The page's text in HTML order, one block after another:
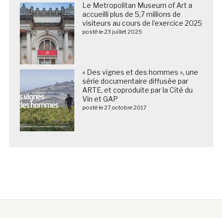
Le Metropolitan Museum of Art a
accueilli plus de 5,7 millions de
visiteurs au cours de l’exercice 2025
posté le 23 juillet 2025
« Des vignes et des hommes », une
série documentaire diffusée par
ARTE, et coproduite par la Cité du
Vin et GAP
posté le 27 octobre 2017